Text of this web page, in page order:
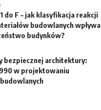
do F – jak klasyfikacja reakcji
budowlanych wpływa
budynków?
bezpiecznej architektury:
w projektowaniu